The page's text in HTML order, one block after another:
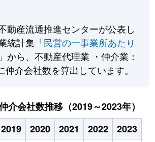
動産流通推進センターが公表し
統計集「民営の一事業所あたり
」から、不動産代理業 ・仲介業：
仲介会社数を算出しています。
介会社数推移（2019～2023年）
2019 2020 2021 2022
2023